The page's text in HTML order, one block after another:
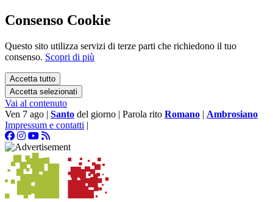
Consenso Cookie
Questo sito utilizza servizi di terze parti che richiedono il tuo
consenso. Scopri di più
Accetta tutto
Accetta selezionati
Vai al contenuto
Ven 7 ago | Santo del giorno | Parola rito Romano | Ambrosiano
Impressum e contatti |